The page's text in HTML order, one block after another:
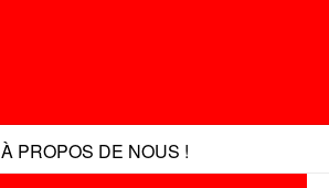
À PROPOS DE NOUS !